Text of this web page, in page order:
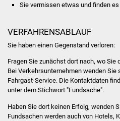
Sie vermissen etwas und finden es
VERFAHRENSABLAUF
Sie haben einen Gegenstand verloren:
Fragen Sie zunächst dort nach, wo Sie
Bei Verkehrsunternehmen wenden
Fahrgast-Service. Die Kontaktdaten
unter dem Stichwort "Fundsache".
Haben Sie dort keinen Erfolg, wenden
Fundsachen werden auch von Hotels,